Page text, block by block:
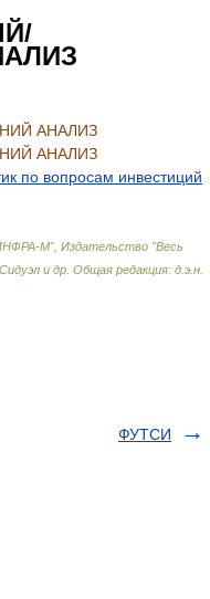
АНАЛИЗ
АНАЛИЗ
по вопросам инвестиций
М", Издательство "Весь
и др. Общая редакция: д.э.н.
ФУТСИ